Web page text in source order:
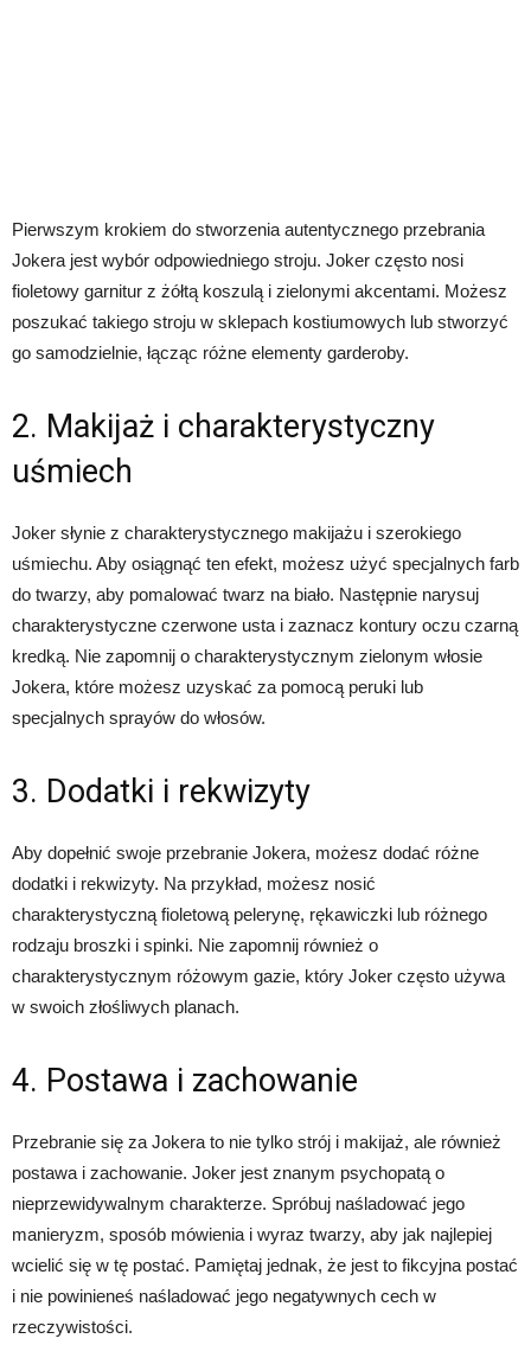
Pierwszym krokiem do stworzenia autentycznego przebrania
Jokera jest wybór odpowiedniego stroju. Joker często nosi
fioletowy garnitur z żółtą koszulą i zielonymi akcentami. Możesz
poszukać takiego stroju w sklepach kostiumowych lub stworzyć
go samodzielnie, łącząc różne elementy garderoby.
2. Makijaż i charakterystyczny
uśmiech
Joker słynie z charakterystycznego makijażu i szerokiego
uśmiechu. Aby osiągnąć ten efekt, możesz użyć specjalnych farb
do twarzy, aby pomalować twarz na biało. Następnie narysuj
charakterystyczne czerwone usta i zaznacz kontury oczu czarną
kredką. Nie zapomnij o charakterystycznym zielonym włosie
Jokera, które możesz uzyskać za pomocą peruki lub
specjalnych sprayów do włosów.
3. Dodatki i rekwizyty
Aby dopełnić swoje przebranie Jokera, możesz dodać różne
dodatki i rekwizyty. Na przykład, możesz nosić
charakterystyczną fioletową pelerynę, rękawiczki lub różnego
rodzaju broszki i spinki. Nie zapomnij również o
charakterystycznym różowym gazie, który Joker często używa
w swoich złośliwych planach.
4. Postawa i zachowanie
Przebranie się za Jokera to nie tylko strój i makijaż, ale również
postawa i zachowanie. Joker jest znanym psychopatą o
nieprzewidywalnym charakterze. Spróbuj naśladować jego
manieryzm, sposób mówienia i wyraz twarzy, aby jak najlepiej
wcielić się w tę postać. Pamiętaj jednak, że jest to fikcyjna postać
i nie powinieneś naśladować jego negatywnych cech w
rzeczywistości.